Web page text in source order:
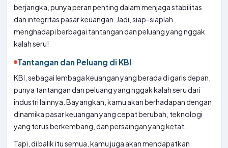
berjangka, punya peran penting dalam menjaga stabilitas
dan integritas pasar keuangan. Jadi, siap-siaplah
menghadapi berbagai tantangan dan peluang yang nggak
kalah seru!
Tantangan dan Peluang di KBI
KBI, sebagai lembaga keuangan yang berada di garis depan,
punya tantangan dan peluang yang nggak kalah seru dari
industri lainnya. Bayangkan, kamu akan berhadapan dengan
dinamika pasar keuangan yang cepat berubah, teknologi
yang terus berkembang, dan persaingan yang ketat.
Tapi, di balik itu semua, kamu juga akan mendapatkan